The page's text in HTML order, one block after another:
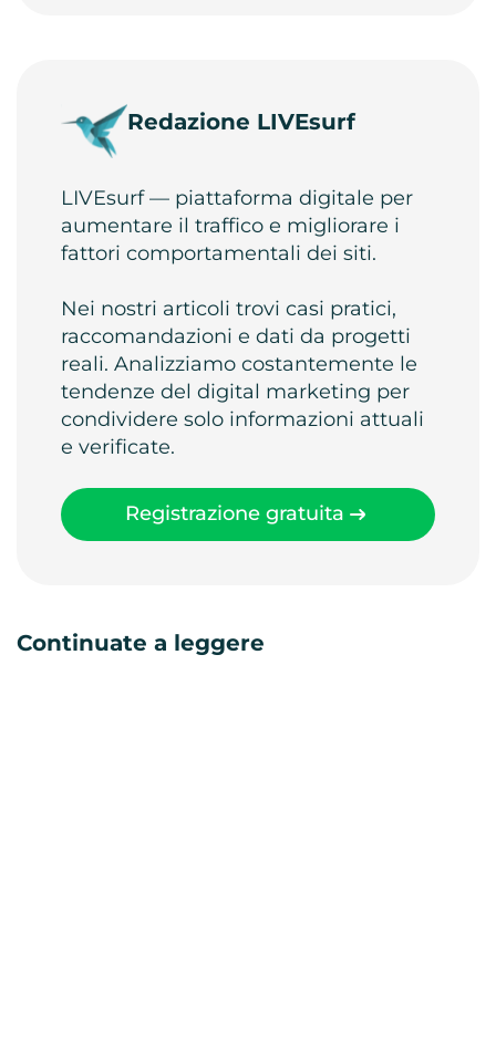
Redazione LIVEsurf
LIVEsurf — piattaforma digitale per
aumentare il traffico e migliorare i
fattori comportamentali dei siti.
Nei nostri articoli trovi casi pratici,
raccomandazioni e dati da progetti
reali. Analizziamo costantemente le
tendenze del digital marketing per
condividere solo informazioni attuali
e verificate.
Registrazione gratuita
Continuate a leggere